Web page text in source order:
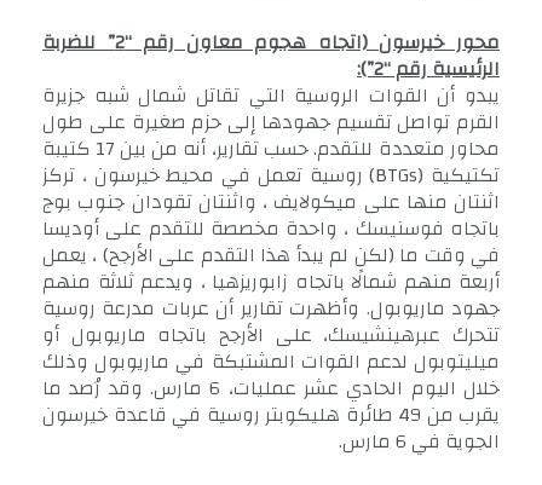
محور خيرسون (اتجاه هجوم معاون رقم “2” للضربة
الرئيسية رقم “2”):
يبدو أن القوات الروسية التي تقاتل شمال شبه جزيرة
القرم تواصل تقسيم جهودها إلى حزم صغيرة على طول
محاور متعددة للتقدم. حسب تقارير، أنه من بين 17 كتيبة
تكتيكية (BTGs) روسية تعمل في محيط خيرسون ، تركز
اثنتان منها على ميكولايف ، واثنتان تقودان جنوب بوج
باتجاه فوسنيسك ، واحدة مخصصة للتقدم على أوديسا
في وقت ما (لكن لم يبدأ هذا التقدم على الأرجح) ، يعمل
أربعة منهم شمالًا باتجاه زابوريزهيا ، ويدعم ثلاثة منهم
جهود ماريوبول. وأظهرت تقارير أن عربات مدرعة روسية
تتحرك عبرهينشيسك، على الأرجح باتجاه ماريوبول أو
ميليتوبول لدعم القوات المشتبكة في ماريوبول وذلك
خلال اليوم الحادي عشر عمليات، 6 مارس. وقد رُصد ما
يقرب من 49 طائرة هليكوبتر روسية في قاعدة خيرسون
الجوية في 6 مارس.